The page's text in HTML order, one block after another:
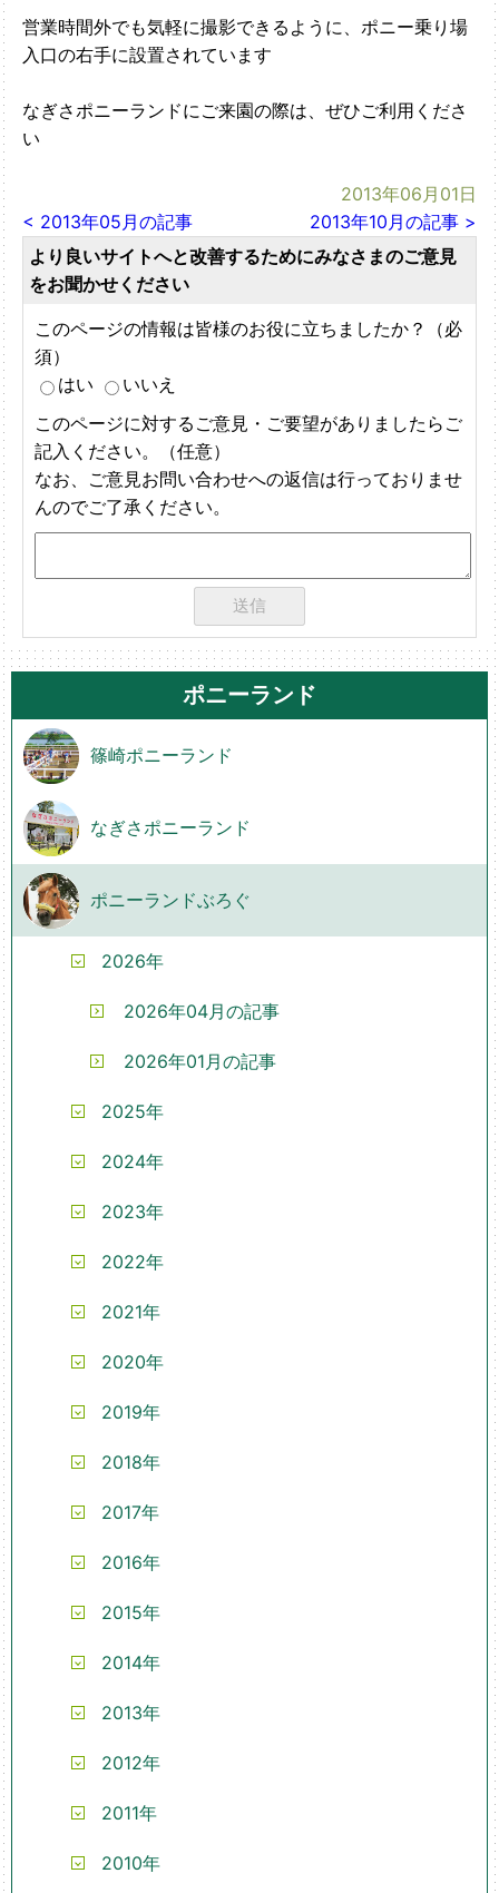
営業時間外でも気軽に撮影できるように、ポニー乗り場
入口の右手に設置されています
なぎさポニーランドにご来園の際は、ぜひご利用くださ
い
2013年06月01日
< 2013年05月の記事
2013年10月の記事 >
より良いサイトへと改善するためにみなさまのご意見
をお聞かせください
このページの情報は皆様のお役に立ちましたか？（必
須）
はい
いいえ
このページに対するご意見・ご要望がありましたらご
記入ください。（任意）
なお、ご意見お問い合わせへの返信は行っておりませ
んのでご了承ください。
ポニーランド
篠崎ポニーランド
なぎさポニーランド
ポニーランドぶろぐ
2026年
2026年04月の記事
2026年01月の記事
2025年
2024年
2023年
2022年
2021年
2020年
2019年
2018年
2017年
2016年
2015年
2014年
2013年
2012年
2011年
2010年